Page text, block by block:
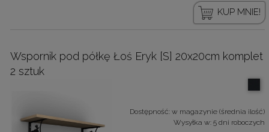
KUP MNIE!
Wspornik pod półkę Łoś Eryk [S] 20x20cm komplet
2 sztuk
Dostępność: w magazynie (średnia ilość)
Wysyłka w: 5 dni roboczych